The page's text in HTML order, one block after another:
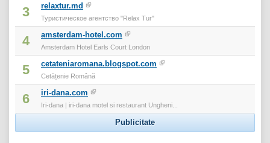
3 relaxtur.md
Туристическое агентство "Relax Tur"
4 amsterdam-hotel.com
Amsterdam Hotel Earls Court London
5 cetateniaromana.blogspot.com
Cetățenie Română
6 iri-dana.com
Iri-dana | iri-dana motel si restaurant Ungheni...
Publicitate